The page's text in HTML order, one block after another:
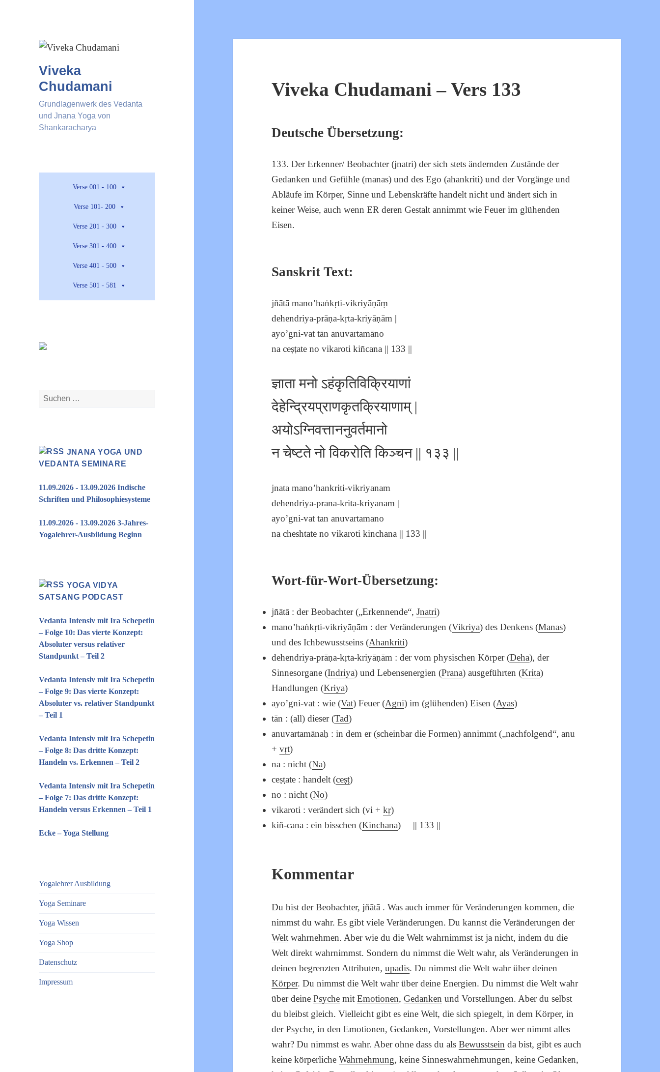
Viveka
Chudamani
Grundlagenwerk des Vedanta
und Jnana Yoga von
Shankaracharya
Verse 001 - 100
Verse 101- 200
Verse 201 - 300
Verse 301 - 400
Verse 401 - 500
Verse 501 - 581
Suchen
nach:
JNANA YOGA UND
VEDANTA SEMINARE
11.09.2026 - 13.09.2026 Indische
Schriften und Philosophiesysteme
11.09.2026 - 13.09.2026 3-Jahres-
Yogalehrer-Ausbildung Beginn
YOGA VIDYA
SATSANG PODCAST
Vedanta Intensiv mit Ira Schepetin
– Folge 10: Das vierte Konzept:
Absoluter versus relativer
Standpunkt – Teil 2
Vedanta Intensiv mit Ira Schepetin
– Folge 9: Das vierte Konzept:
Absoluter vs. relativer Standpunkt
– Teil 1
Vedanta Intensiv mit Ira Schepetin
– Folge 8: Das dritte Konzept:
Handeln vs. Erkennen – Teil 2
Vedanta Intensiv mit Ira Schepetin
– Folge 7: Das dritte Konzept:
Handeln versus Erkennen – Teil 1
Ecke – Yoga Stellung
Yogalehrer Ausbildung
Yoga Seminare
Yoga Wissen
Yoga Shop
Datenschutz
Impressum
Viveka Chudamani – Vers 133
Deutsche Übersetzung:
133. Der Erkenner/ Beobachter (jnatri) der sich stets ändernden Zustände der
Gedanken und Gefühle (manas) und des Ego (ahankriti) und der Vorgänge und
Abläufe im Körper, Sinne und Lebenskräfte handelt nicht und ändert sich in
keiner Weise, auch wenn ER deren Gestalt annimmt wie Feuer im glühenden
Eisen.
Sanskrit Text:
jñātā mano’haṅkṛti-vikriyāṇāṃ
dehendriya-prāṇa-kṛta-kriyāṇām |
ayo’gni-vat tān anuvartamāno
na ceṣṭate no vikaroti kiñcana || 133 ||
ज्ञाता मनो ऽहंकृतिविक्रियाणां
देहेन्द्रियप्राणकृतक्रियाणाम् |
अयोऽग्निवत्ताननुवर्तमानो
न चेष्टते नो विकरोति किञ्चन || १३३ ||
jnata mano’hankriti-vikriyanam
dehendriya-prana-krita-kriyanam |
ayo’gni-vat tan anuvartamano
na cheshtate no vikaroti kinchana || 133 ||
Wort-für-Wort-Übersetzung:
jñātā : der Beobachter („Erkennende“,Jnatri)
mano’haṅkṛti-vikriyāṇām : der Veränderungen (Vikriya) des Denkens (Manas)
und des Ichbewusstseins (Ahankriti)
dehendriya-prāṇa-kṛta-kriyāṇām : der vom physischen Körper (Deha), der
Sinnesorgane (Indriya) und Lebensenergien (Prana) ausgeführten (Krita)
Handlungen (Kriya)
ayo’gni-vat : wie (Vat) Feuer (Agni) im (glühenden) Eisen (Ayas)
tān : (all) dieser (Tad)
anuvartamānaḥ : in dem er (scheinbar die Formen) annimmt („nachfolgend“, anu
+vṛt)
na : nicht (Na)
ceṣṭate : handelt (ceṣṭ)
no : nicht (No)
vikaroti : verändert sich (vi +kṛ)
kiñ-cana : ein bisschen (Kinchana) || 133 ||
Kommentar
Du bist der Beobachter, jñātā . Was auch immer für Veränderungen kommen, die
nimmst du wahr. Es gibt viele Veränderungen. Du kannst die Veränderungen der
Welt wahrnehmen. Aber wie du die Welt wahrnimmst ist ja nicht, indem du die
Welt direkt wahrnimmst. Sondern du nimmst die Welt wahr, als Veränderungen in
deinen begrenzten Attributen,upadis. Du nimmst die Welt wahr über deinen
Körper. Du nimmst die Welt wahr über deine Energien. Du nimmst die Welt wahr
über deinePsyche mitEmotionen,Gedanken und Vorstellungen. Aber du selbst
du bleibst gleich. Vielleicht gibt es eine Welt, die sich spiegelt, in dem Körper, in
der Psyche, in den Emotionen, Gedanken, Vorstellungen. Aber wer nimmt alles
wahr? Du nimmst es wahr. Aber ohne dass du alsBewusstsein da bist, gibt es auch
keine körperlicheWahrnehmung, keine Sinneswahrnehmungen, keine Gedanken,